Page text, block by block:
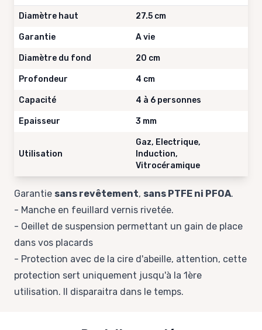
Diamètre haut 27.5 cm
Garantie A vie
Diamètre du fond 20 cm
Profondeur 4 cm
Capacité 4 à 6 personnes
Epaisseur 3 mm
Utilisation
Gaz, Electrique,
Induction,
Vitrocéramique
Garantie sans revêtement, sans PTFE ni PFOA.
- Manche en feuillard vernis rivetée.
- Oeillet de suspension permettant un gain de place
dans vos placards
- Protection avec de la cire d'abeille, attention, cette
protection sert uniquement jusqu'à la 1ère
utilisation. Il disparaitra dans le temps.